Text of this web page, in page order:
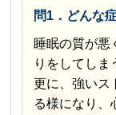
問1．どんな
睡眠の質が悪
りをしてしま
更に、強いス
る様になり、